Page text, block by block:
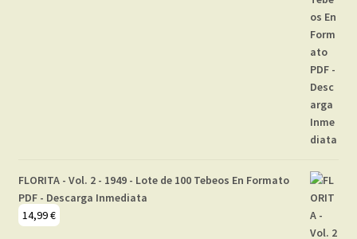
FLORITA - Vol. 2 - 1949 - Lote de 100 Tebeos En Formato
PDF - Descarga Inmediata
14,99€